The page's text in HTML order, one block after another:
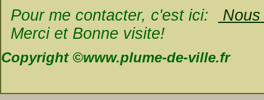
Pour me contacter, c'est ici:
Merci et Bonne visite!
Copyright ©www.plume-de-ville.fr